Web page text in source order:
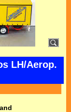
LH/Aerop.